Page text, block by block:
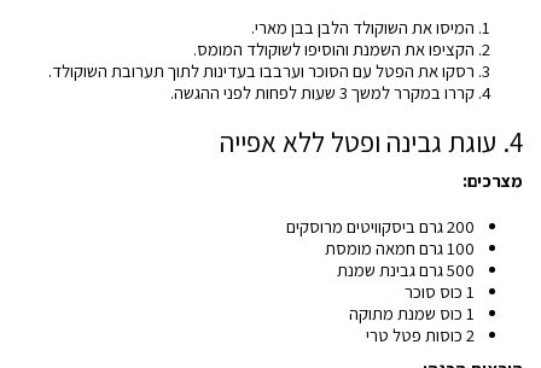
המיסו את השוקולד הלבן בבן מארי.
הקציפו את השמנת והוסיפו לשוקולד המומס.
רסקו את הפטל עם הסוכר וערבבו בעדינות לתוך תערובת השוקולד.
קררו במקרר למשך 3 שעות לפחות לפני ההגשה.
4. עוגת גבינה ופטל ללא אפייה
מצרכים:
200 גרם ביסקוויטים מרוסקים
100 גרם חמאה מומסת
500 גרם גבינת שמנת
1 כוס סוכר
1 כוס שמנת מתוקה
2 כוסות פטל טרי